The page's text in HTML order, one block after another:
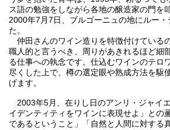
ス語の勉強をしながら各地の醸造家の門を
2000年7月7日、ブルゴーニュの地にルー
た。
仲田さんのワイン造りを特徴付けている
職人的と言うべき、周りがあきれるほど細
る仕事への執念です。仕込むワインのテロ
尽くした上で、樽の選定眼や熟成方法を駆
げます。
2003年5月、在りし日のアンリ・ジャイ
イデンティティをワインに表現せよ」との
であるということ」「自然と人間に対する